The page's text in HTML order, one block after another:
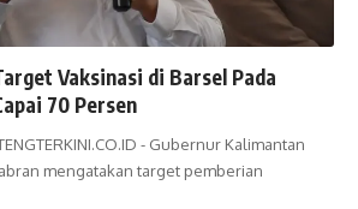
Vaksinasi di Barsel Pada
70 Persen
- Gubernur Kalimantan
mengatakan target pemberian